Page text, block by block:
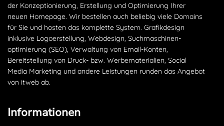
der Konzeptionierung, Erstellung und Optimierung Ihrer
neuen Homepage. Wir bestellen auch beliebig viele Domains
für Sie und hosten das komplette System. Grafikdesign
inklusive Logoerstellung, Webdesign, Suchmaschinen­
optimierung (SEO), Verwaltung von Email-Konten,
Bereitstellung von Druck- bzw. Werbematerialien, Social
Media Marketing und andere Leistungen runden das Angebot
von itweb ab.
Informationen